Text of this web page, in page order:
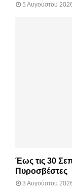
5 Αυγούστου
Έως τις 30
Πυροσβέστες
3 Αυγούστου